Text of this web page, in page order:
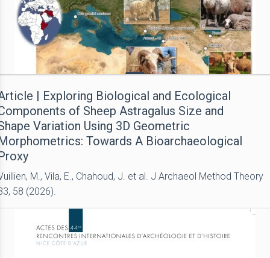
| Exploring Biological and Ecological
of Sheep Astragalus Size and
Variation Using 3D Geometric
Towards A Bioarchaeological
M., Vila, E., Chahoud, J. et al. J Archaeol Method Theory
58 (2026).